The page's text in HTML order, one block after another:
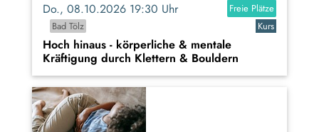
Do., 08.10.2026 19:30 Uhr
Freie Plätze
Bad Tölz
Kurs
Hoch hinaus - körperliche & mentale
Kräftigung durch Klettern & Bouldern